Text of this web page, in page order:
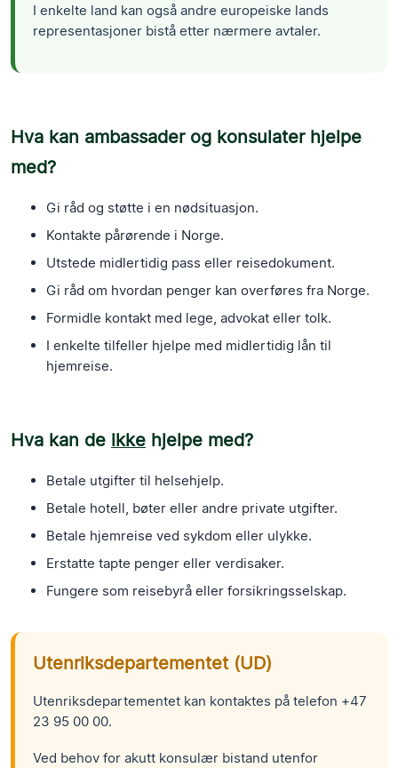
I enkelte land kan også andre europeiske lands
representasjoner bistå etter nærmere avtaler.
Hva kan ambassader og konsulater hjelpe
med?
Gi råd og støtte i en nødsituasjon.
Kontakte pårørende i Norge.
Utstede midlertidig pass eller reisedokument.
Gi råd om hvordan penger kan overføres fra Norge.
Formidle kontakt med lege, advokat eller tolk.
I enkelte tilfeller hjelpe med midlertidig lån til
hjemreise.
Hva kan de ikke hjelpe med?
Betale utgifter til helsehjelp.
Betale hotell, bøter eller andre private utgifter.
Betale hjemreise ved sykdom eller ulykke.
Erstatte tapte penger eller verdisaker.
Fungere som reisebyrå eller forsikringsselskap.
Utenriksdepartementet (UD)
Utenriksdepartementet kan kontaktes på telefon +47
23 95 00 00.
Ved behov for akutt konsulær bistand utenfor